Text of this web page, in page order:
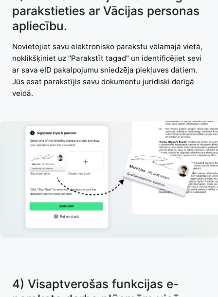
parakstieties ar Vācijas personas
apliecību.
Novietojiet savu elektronisko parakstu vēlamajā vietā,
noklikšķiniet uz "Parakstīt tagad" un identificējiet sevi
ar sava eID pakalpojumu sniedzēja piekļuves datiem.
Jūs esat parakstījis savu dokumentu juridiski derīgā
veidā.
4) Visaptverošas funkcijas e-